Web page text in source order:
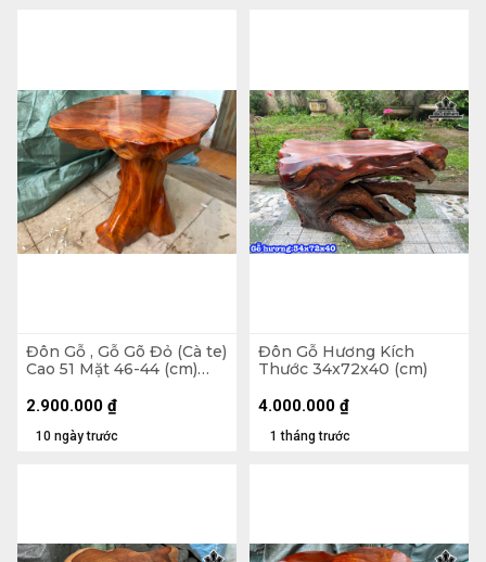
Đôn Gỗ , Gỗ Gõ Đỏ (Cà te)
Cao 51 Mặt 46-44 (cm)
10 ngày trước
2.900.000 ₫
Đôn Gỗ Hương Kích
Thước 34x72x40 (cm)
1 tháng trước
4.000.000 ₫